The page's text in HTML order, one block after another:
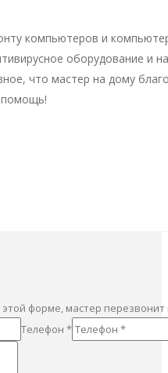
компьютеров и
оборудование и
что мастер на дому
помощь!
форме, мастер
Телефон *